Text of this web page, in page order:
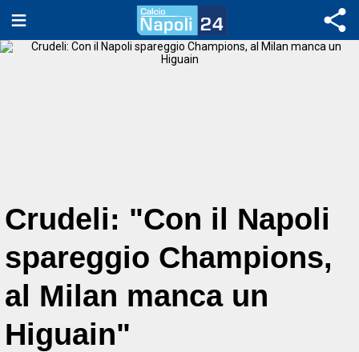
Crudeli: "Con il Napoli
spareggio Champions,
al Milan manca un
Higuain"